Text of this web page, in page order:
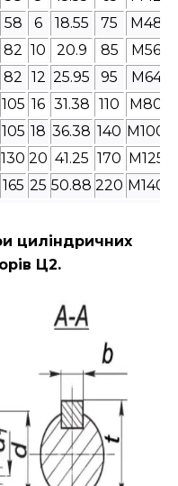
58 6 18.55 75
82 10 20.9 85
82 12 25.95 95
105 16 31.38 110
105 18 36.38 140
130 20 41.25 170
165 25 50.88 220
циліндричних
Ц2.